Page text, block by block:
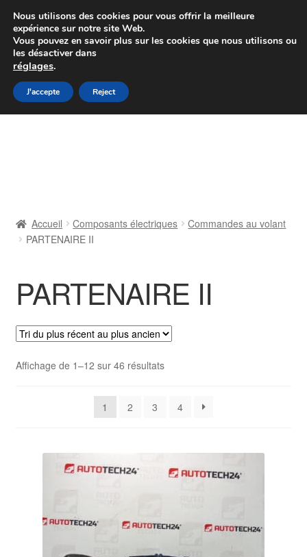
Colissimo livraison à partir de 7 EUR
Du lundi au vendredi de 9 h à 16 h
Aller
à
Aller
au
Contact
Procédure de Réclamation
Accueil Composants électriques
Commandes au volant
PARTENAIRE II
PARTENAIRE II
Affichage de 1–12 sur 46 résultatsTrié
récent
ancien
1 2 3 4
Nous utilisons des cookies pour vous offrir la meilleure
expérience sur notre site Web.
Vous pouvez en savoir plus sur les cookies que nous utilisons ou
les désactiver dans
réglages.
J'accepte Reject